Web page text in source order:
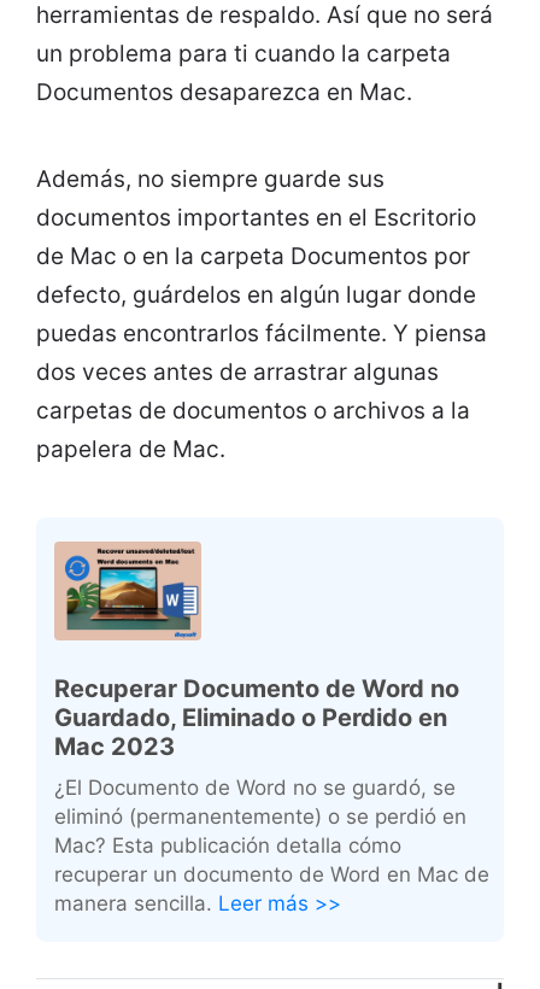
herramientas de respaldo. Así que no será
un problema para ti cuando la carpeta
Documentos desaparezca en Mac.
Además, no siempre guarde sus
documentos importantes en el Escritorio
de Mac o en la carpeta Documentos por
defecto, guárdelos en algún lugar donde
puedas encontrarlos fácilmente. Y piensa
dos veces antes de arrastrar algunas
carpetas de documentos o archivos a la
papelera de Mac.
Recuperar Documento de Word no
Guardado, Eliminado o Perdido en
Mac 2023
¿El Documento de Word no se guardó, se
eliminó (permanentemente) o se perdió en
Mac? Esta publicación detalla cómo
recuperar un documento de Word en Mac de
manera sencilla. Leer más >>